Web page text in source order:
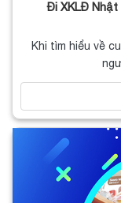
Đi XKLĐ
Khi tìm hiểu về